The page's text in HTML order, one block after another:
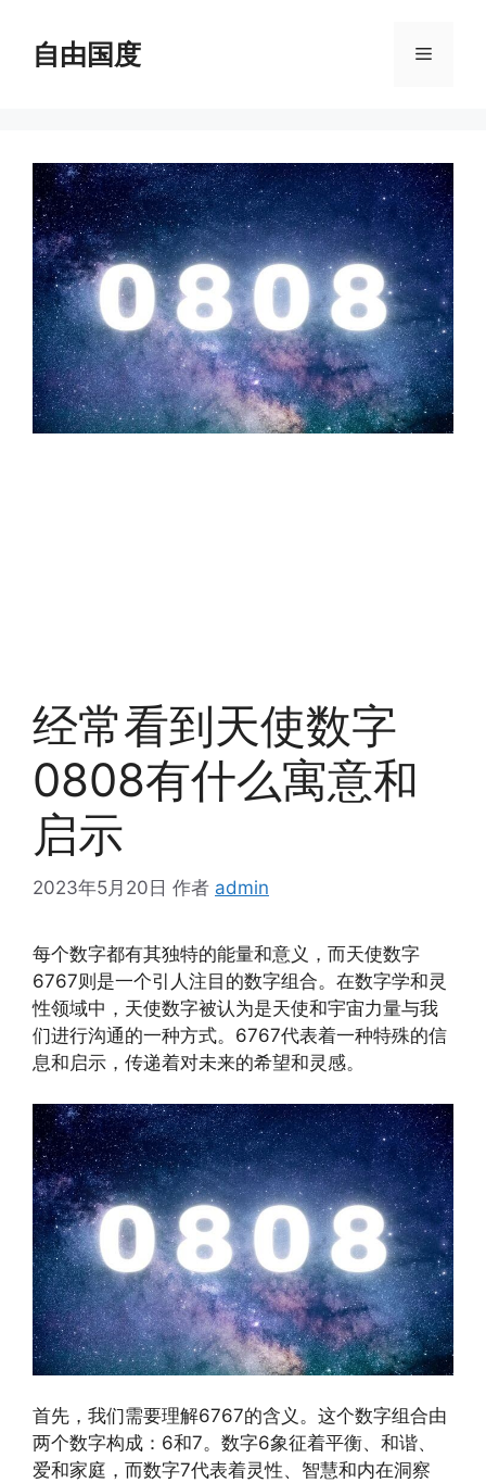
自由国度 菜
经常看到天使数字
0808有什么寓意和
启示
2023年5月20日 作者 admin
每个数字都有其独特的能量和意义，而天使数字
6767则是一个引人注目的数字组合。在数字学和灵
性领域中，天使数字被认为是天使和宇宙力量与我
们进行沟通的一种方式。6767代表着一种特殊的信
息和启示，传递着对未来的希望和灵感。
首先，我们需要理解6767的含义。这个数字组合由
两个数字构成：6和7。数字6象征着平衡、和谐、
爱和家庭，而数字7代表着灵性、智慧和内在洞察